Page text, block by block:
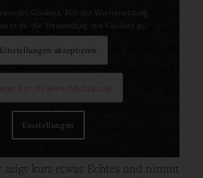
Erde und feuchtem Laub, dieser
sagt, dass er nichts von mir will
Hang. Ein Reh stand da.
Atem sichtbar. Es sah kurz zu mir
es abwägen, ob ich Teil der
nur ein Mensch, der versucht, für
unsichtbar zu werden. Dann
zeigt kurz etwas Echtes und nimmt
Cookies. Mit der Weiternutzung
du die Verwendung von Cookies zu.
Einstellungen akzeptieren
nur die Benachrichtigung
Einstellungen